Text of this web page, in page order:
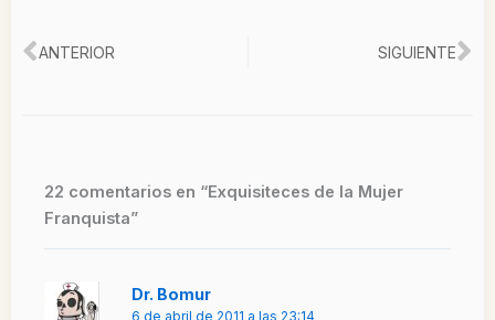
Ant
ANTERIOR SIGUIENTE
22 comentarios en “Exquisiteces de la Mujer
Franquista”
Dr. Bomur
6 de abril de 2011 a las 23:14